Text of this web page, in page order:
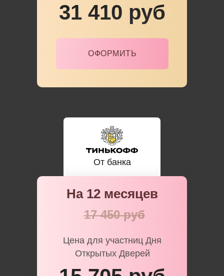
17 450 руб
31 410 руб
От банка
На 12 месяцев
ОФОРМИТЬ
Цена для участниц Дня
Открытых Дверей